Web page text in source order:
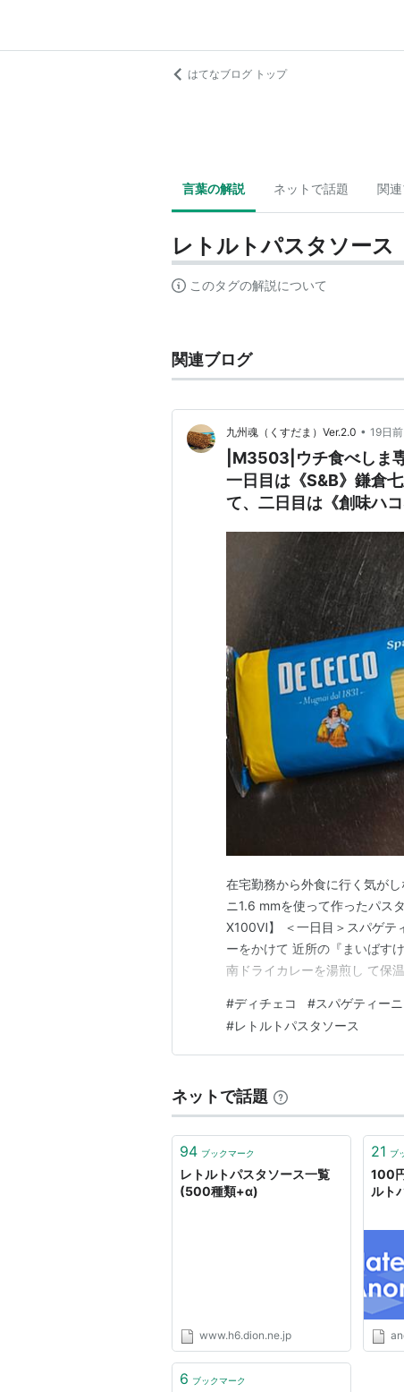
はてなブログ トップ
言葉の解説 ネットで話題 関
レトルトパスタソース
このタグの解説について
関連ブログ
九州魂（くすだま）Ver.2.0 • 19日前
|M3503|ウチ食べしま
一日目は《S&B》鎌倉
て、二日目は《創味ハ
在宅勤務から外食に行く気が
ニ1.6 mmを使って作ったパス
X100Ⅵ】 ＜一日目＞スパゲテ
ーをかけて 近所の『まいばす
南ドライカレーを湯煎し て保
ったクノールの牛乳で溶 く冷
スタを湯切り…
#ディチェコ #スパゲティーニ
#レトルトパスタソース
ネットで話題
94 ブックマーク
レトルトパスタソース一覧
(500種類+α)
www.h6.dion.ne.jp
21 ブ
100
ルト
6 ブックマーク